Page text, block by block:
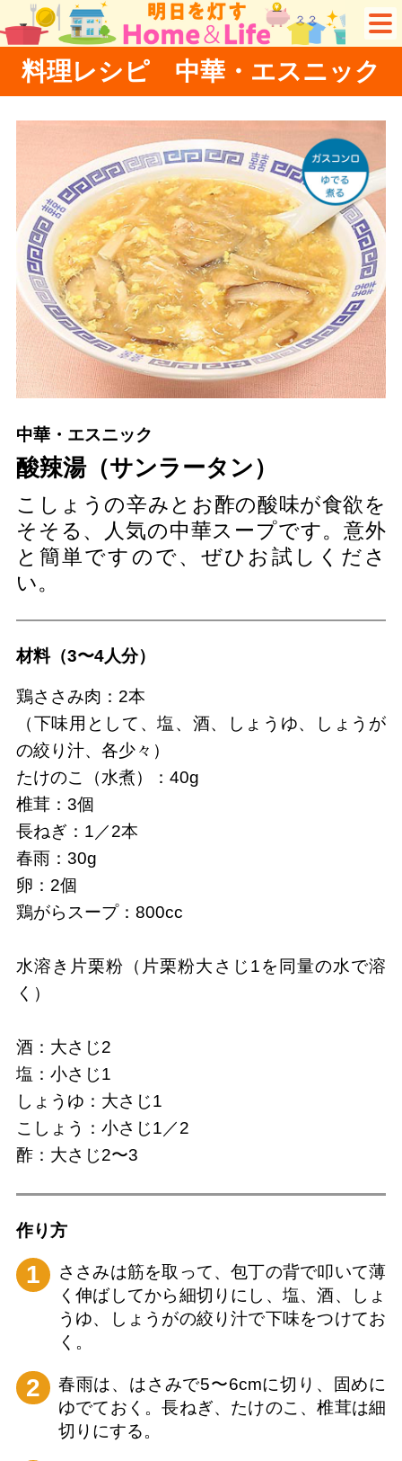
料理レシピ 中華・エスニック
中華・エスニック
酸辣湯（サンラータン）
こしょうの辛みとお酢の酸味が食欲を
そそる、人気の中華スープです。意外
と簡単ですので、ぜひお試しくださ
い。
材料（3〜4人分）
鶏ささみ肉：2本
（下味用として、塩、酒、しょうゆ、しょうが
の絞り汁、各少々）
たけのこ（水煮）：40g
椎茸：3個
長ねぎ：1／2本
春雨：30g
卵：2個
鶏がらスープ：800cc
水溶き片栗粉（片栗粉大さじ1を同量の水で溶
く）
酒：大さじ2
塩：小さじ1
しょうゆ：大さじ1
こしょう：小さじ1／2
酢：大さじ2〜3
作り⽅
1
ささみは筋を取って、包丁の背で叩いて薄
く伸ばしてから細切りにし、塩、酒、しょ
うゆ、しょうがの絞り汁で下味をつけてお
く。
2
春雨は、はさみで5〜6cmに切り、固めに
ゆでておく。長ねぎ、たけのこ、椎茸は細
切りにする。